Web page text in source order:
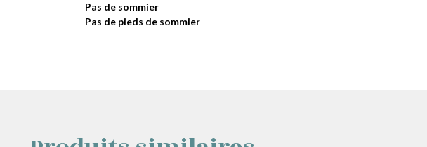
Pas de sommier
Pas de pieds de sommier